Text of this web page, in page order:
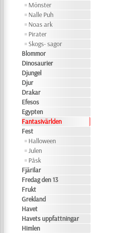
Mönster
Nalle Puh
Noas ark
Pirater
Skogs- sagor
Blommor
Dinosaurier
Djungel
Djur
Drakar
Efesos
Egypten
Fantasivärlden
Fest
Halloween
Julen
Påsk
Fjärilar
Fredag den 13
Frukt
Grekland
Havet
Havets uppfattningar
Himlen